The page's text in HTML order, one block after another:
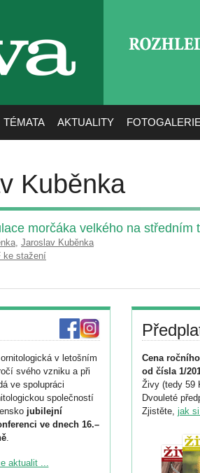
TÉMATA AKTUALITY
Kuběnka
morčáka velkého na středním
, Jaroslav Kuběnka
ke stažení
v letošním
svého vzniku a při
ve spolupráci
společností
jubilejní
ve dnech 16.–
.
ke konferenci
aktualit ...
Cena
od čísla 1/
Živy (tedy 59
Dvouleté
Zjistěte, jak